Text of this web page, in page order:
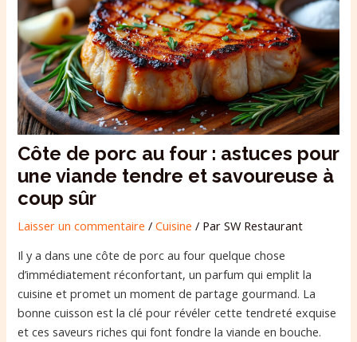
Côte de porc au four : astuces pour
une viande tendre et savoureuse à
coup sûr
Laisser un commentaire /Cuisine / ParSW Restaurant
Il y a dans une côte de porc au four quelque chose
d’immédiatement réconfortant, un parfum qui emplit la
cuisine et promet un moment de partage gourmand. La
bonne cuisson est la clé pour révéler cette tendreté exquise
et ces saveurs riches qui font fondre la viande en bouche.